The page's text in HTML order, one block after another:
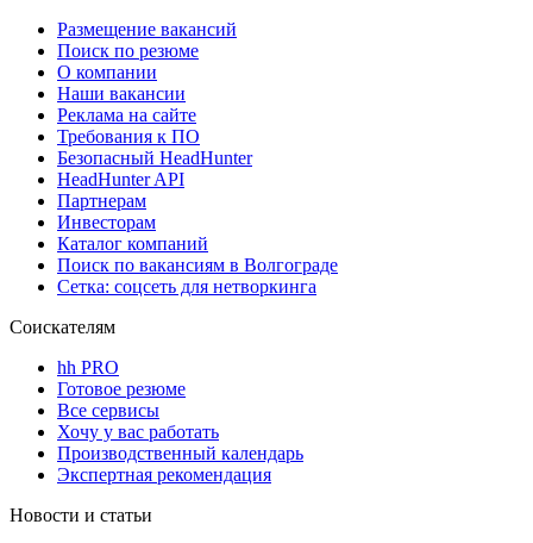
Размещение вакансий
Поиск по резюме
О компании
Наши вакансии
Реклама на сайте
Требования к ПО
Безопасный HeadHunter
HeadHunter API
Партнерам
Инвесторам
Каталог компаний
Поиск по вакансиям в Волгограде
Сетка: соцсеть для нетворкинга
Соискателям
hh PRO
Готовое резюме
Все сервисы
Хочу у вас работать
Производственный календарь
Экспертная рекомендация
Новости и статьи